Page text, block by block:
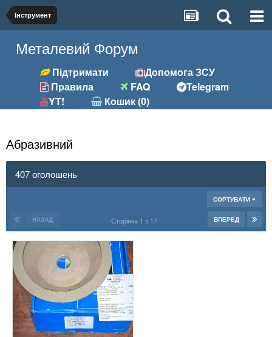
Інструмент
Металевий Форум
Підтримати
Допомога ЗСУ
Правила
FAQ
Telegram
YT!
Кошик (0)
Абразивний
407 оголошень
СОРТУВАТИ
НАЗАД ВПЕРЕД
Сторінка 1 з 17